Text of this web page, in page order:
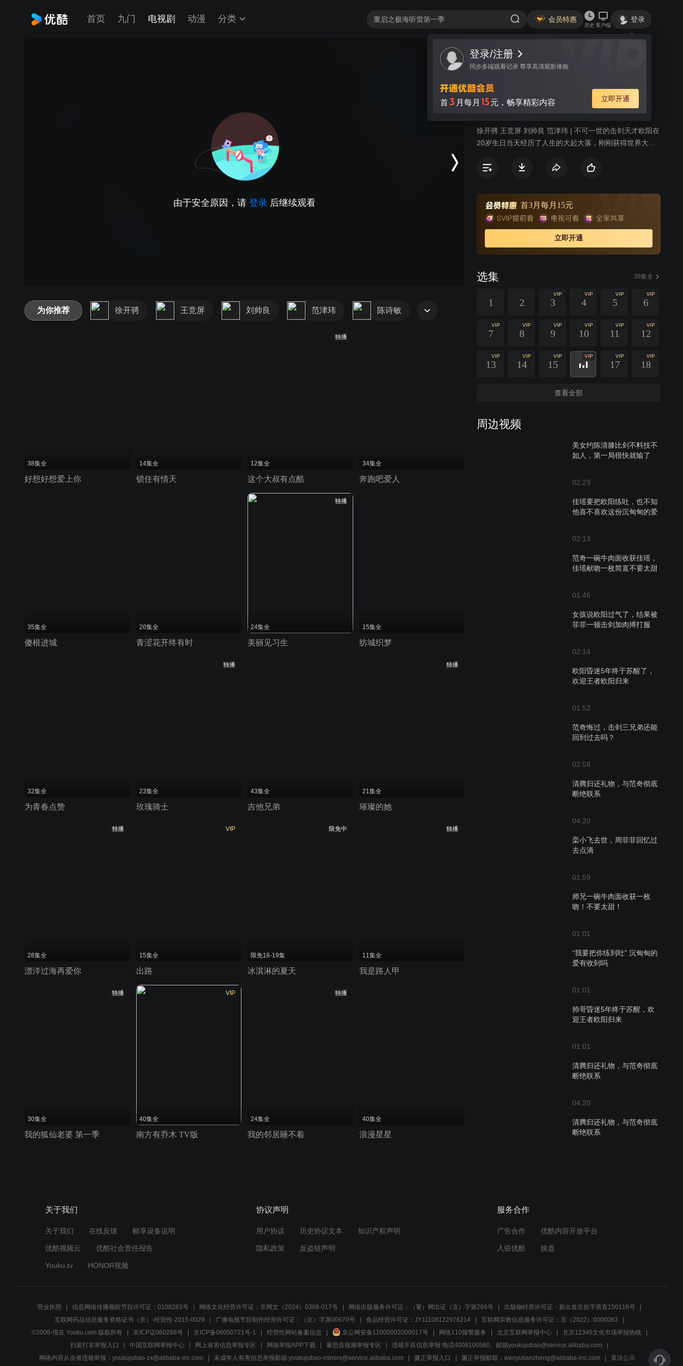
首页 九门 电视剧 动漫 分类 会员特惠
历史 客户端
登录
登录/注册
同步多端观看记录 尊享高清观影体验
首3 月每月 15元，畅享精彩内容 立即开通
由于安全原因，请 登录 后继续观看
视频 讨论
拜托啦师兄
青春竞技
徐开骋 王竞屏 刘帅良 范津玮 | 不可一世的击剑天才欧阳在
20岁生日当天经历了人生的大起大落，刚刚获得世界大赛
迷。五年后，欧阳从沉睡中苏醒，发现父亲欧雄离奇死
了欧阳。欧阳在师叔周密阳和神秘人Z先生的帮助之下，涅
槃重生，通过自己的不懈努力，重回运动生涯的巅峰，查
清了父亲罹难的真相，也赢回了爱人的心。
首3月每月15元
立即开通
选集 38集全
1 2
VIP
3
VIP
4
VIP
5
VIP
6
VIP
7
VIP
8
VIP
9
VIP
10
VIP
11
VIP
12
VIP
13
VIP
14
VIP
15
VIP VIP
17
VIP
18
查看全部
周边视频
美女约陈清滕比剑不料技不
如人，第一局很快就输了
02:23
佳瑶要把欧阳练吐，也不知
他喜不喜欢这份沉甸甸的爱
02:13
范奇一碗牛肉面收获佳瑶，
佳瑶献吻一枚简直不要太甜
01:46
女孩说欧阳过气了，结果被
菲菲一顿击剑加肉搏打服
02:14
欧阳昏迷5年终于苏醒了，
欢迎王者欧阳归来
01:52
范奇悔过，击剑三兄弟还能
回到过去吗？
02:58
清腾归还礼物，与范奇彻底
断绝联系
04:20
栾小飞去世，周菲菲回忆过
去点滴
01:59
师兄一碗牛肉面收获一枚
吻！不要太甜！
01:01
“我要把你练到吐” 沉甸甸的
爱有收到吗
01:01
帅哥昏迷5年终于苏醒，欢
迎王者欧阳归来
01:01
清腾归还礼物，与范奇彻底
断绝联系
04:20
清腾归还礼物，与范奇彻底
断绝联系
范奇击剑城项目遇阻力，拉
00:59
菲菲坠入爱网，栾小飞感情
路任重而道远
为你推荐 徐开骋 王竞屏 刘帅良 范津玮 陈诗敏
38集全
好想好想爱上你
14集全
锁住有情天
独播
12集全
这个大叔有点酷
34集全
奔跑吧爱人
35集全
傻根进城
20集全
青涩花开终有时
独播
24集全
美丽见习生
15集全
纺城织梦
32集全
为青春点赞
独播
23集全
玫瑰骑士
43集全
吉他兄弟
独播
21集全
璀璨的她
独播
28集全
漂洋过海再爱你
VIP
15集全
出路
限免中
限免18-19集
冰淇淋的夏天
独播
11集全
我是路人甲
独播
30集全
我的狐仙老婆 第一季
VIP
40集全
南方有乔木 TV版
独播
24集全
我的邻居睡不着
40集全
浪漫星星
关于我们
关于我们 在线反馈 帧享设备说明
优酷视频云 优酷社会责任报告
Youku.tv HONOR视频
协议声明
用户协议 历史协议文本 知识产权声明
隐私政策 反盗链声明
服务合作
广告合作 优酷内容开放平台
入驻优酷 娱盘
营业执照 信息网络传播视听节目许可证：0108283号 网络文化经营许可证：京网文（2024）0368-017号 网络出版服务许可证：（署）网出证（京）字第266号
出版物经营许可证：新出发京批字第直150118号
互联网药品信息服务资格证书（京）-经营性-2015-0029
广播电视节目制作经营许可证：（京）字第00670号 食品经营许可证：JY11108122976214
互联网宗教信息服务许可证：京（2022）0000083
©2006-现在 Youku.com 版权所有
京ICP证060288号 京ICP备06050721号-1 经营性网站备案信息 京公网安备11000002000017号 网络110报警服务 北京互联网举报中心
北京12345文化市场举报热线
扫黄打非举报入口
中国互联网举报中心 网上有害信息举报专区 网络举报APP下载 暴恐音视频举报专区
违规不良信息举报:电话4008100580、邮箱youkujubao@service.alibaba.com
网络内容从业者违规举报：youkujubao-zx@alibaba-inc.com
未成年人有害信息举报邮箱:youkujubao-minors@service.alibaba.com 廉正举报入口 廉正举报邮箱：wenyulianzheng@alibaba-inc.com 算法公示